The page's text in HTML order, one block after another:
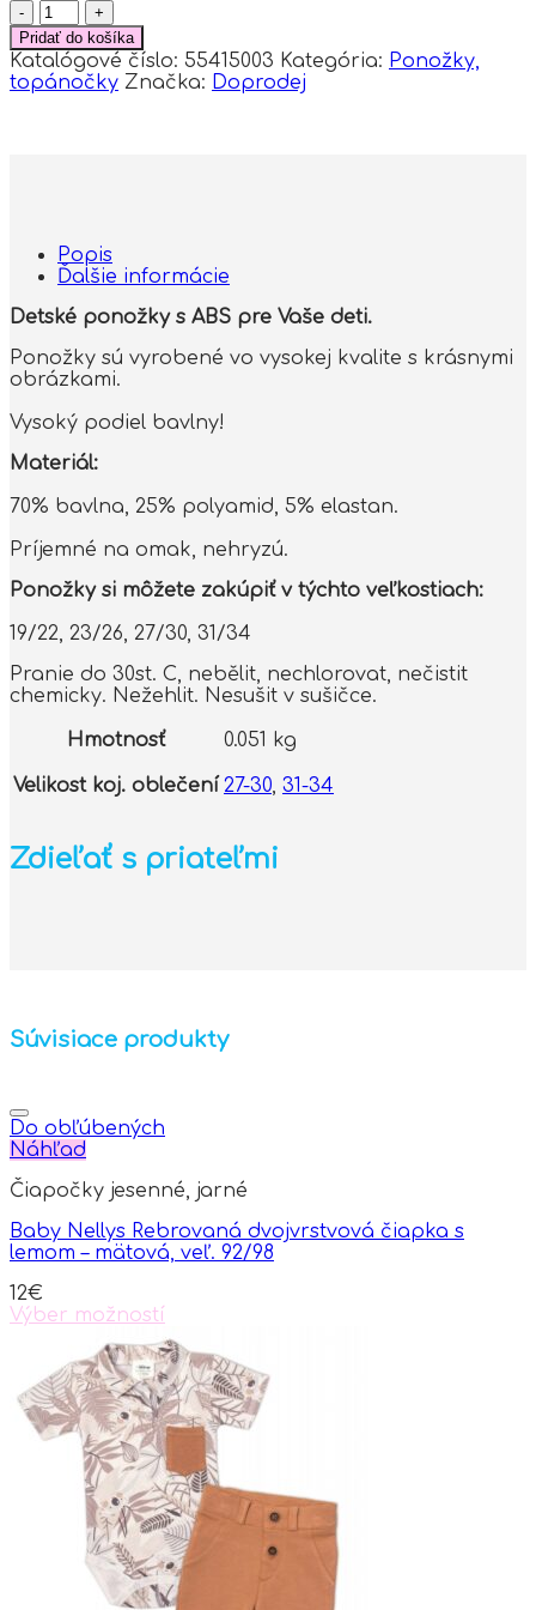
množstvo
Detské
ponožky
s
ABS
Pridať do košíka
Katalógové číslo: 55415003 Kategória: Ponožky,
topánočky Značka: Doprodej
Popis
Ďalšie informácie
Detské ponožky s ABS pre Vaše deti.
Ponožky sú vyrobené vo vysokej kvalite s krásnymi
obrázkami.
Vysoký podiel bavlny!
Materiál:
70% bavlna, 25% polyamid, 5% elastan.
Príjemné na omak, nehryzú.
Ponožky si môžete zakúpiť v týchto veľkostiach:
19/22, 23/26, 27/30, 31/34
Pranie do 30st. C, nebělit, nechlorovat, nečistit
chemicky. Nežehlit. Nesušit v sušičce.
Hmotnosť 0.051 kg
Velikost koj. oblečení 27-30, 31-34
Zdieľať s priateľmi
Súvisiace produkty
Do obľúbených
Náhľad
Čiapočky jesenné, jarné
Baby Nellys Rebrovaná dvojvrstvová čiapka s
lemom – mätová, veľ. 92/98
12€
Výber možností
product
has
multiple
variants.
The